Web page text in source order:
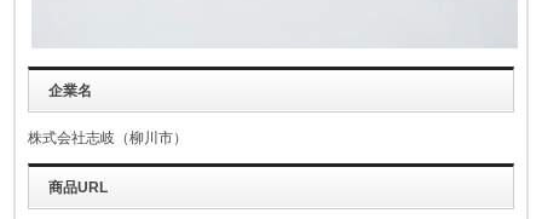
企業名
株式会社志岐（柳川市）
商品URL